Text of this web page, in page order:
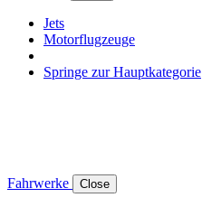
Jets
Motorflugzeuge
Springe zur Hauptkategorie
Fahrwerke Close